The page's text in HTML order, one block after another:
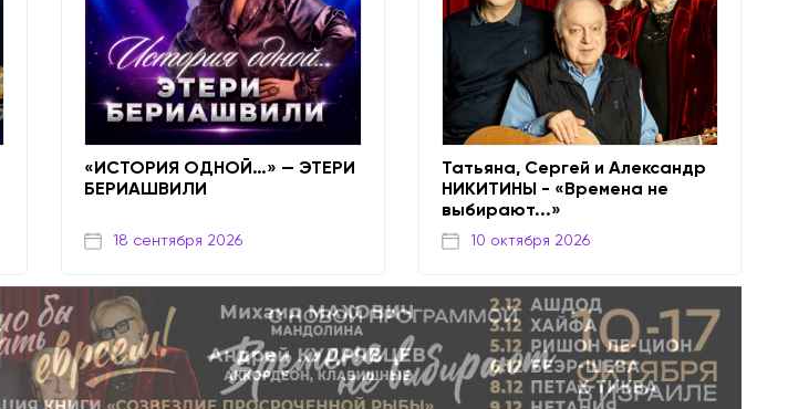
«ИСТОРИЯ ОДНОЙ…» — ЭТЕРИ
БЕРИАШВИЛИ
18 сентября 2026
Татьяна, Сергей и Александр
НИКИТИНЫ - «Времена не
выбирают...»
10 октября 2026